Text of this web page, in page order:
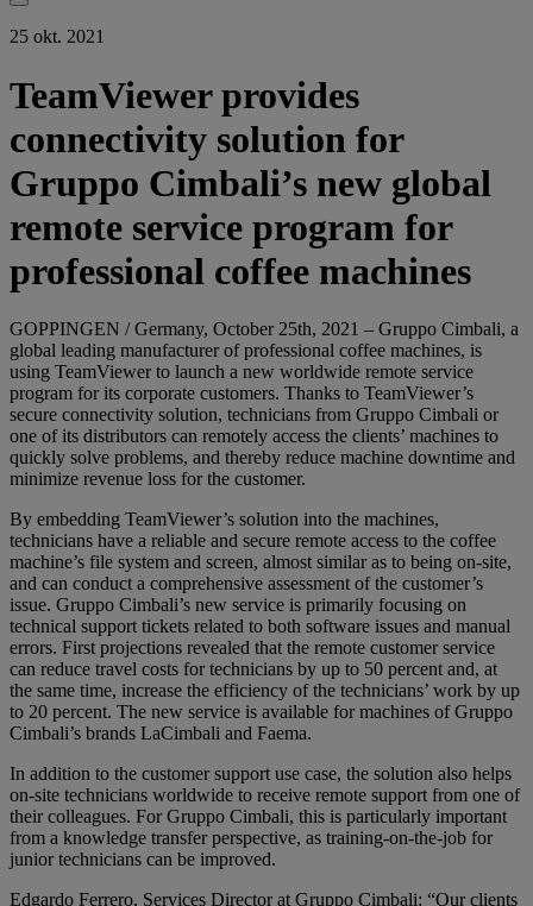
25 okt. 2021
TeamViewer provides
connectivity solution for
Gruppo Cimbali’s new global
remote service program for
professional coffee machines
GOPPINGEN / Germany, October 25th, 2021 – Gruppo Cimbali, a
global leading manufacturer of professional coffee machines, is
using TeamViewer to launch a new worldwide remote service
program for its corporate customers. Thanks to TeamViewer’s
secure connectivity solution, technicians from Gruppo Cimbali or
one of its distributors can remotely access the clients’ machines to
quickly solve problems, and thereby reduce machine downtime and
minimize revenue loss for the customer.
By embedding TeamViewer’s solution into the machines,
technicians have a reliable and secure remote access to the coffee
machine’s file system and screen, almost similar as to being on-site,
and can conduct a comprehensive assessment of the customer’s
issue. Gruppo Cimbali’s new service is primarily focusing on
technical support tickets related to both software issues and manual
errors. First projections revealed that the remote customer service
can reduce travel costs for technicians by up to 50 percent and, at
the same time, increase the efficiency of the technicians’ work by up
to 20 percent. The new service is available for machines of Gruppo
Cimbali’s brands LaCimbali and Faema.
In addition to the customer support use case, the solution also helps
on-site technicians worldwide to receive remote support from one of
their colleagues. For Gruppo Cimbali, this is particularly important
from a knowledge transfer perspective, as training-on-the-job for
junior technicians can be improved.
Edgardo Ferrero, Services Director at Gruppo Cimbali: “Our clients